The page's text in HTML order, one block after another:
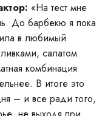
«На тест мне
До барбекю я пока
в любимый
салатом
комбинация
В итоге это
– и все ради того,